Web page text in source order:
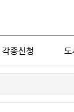
각종신청